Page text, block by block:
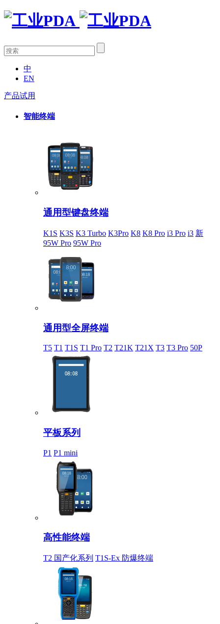
中
EN
产品试用
智能终端
通用型键盘终端
K1S K3S K3 Turbo K3Pro K8 K8 Pro i3 Pro i3 新
95W Pro 95W Pro
通用型全屏终端
T5 T1 T1S T1 Pro T2 T21K T21X T3 T3 Pro 50P
平板系列
P1 P1 mini
高性能终端
T2 国产化系列 T1S-Ex 防爆终端